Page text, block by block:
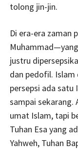
tolong jin-jin.
Di era-era zaman
justru
dan pedofil. Islam
persepsi ada satu
sampai sekarang.
umat Islam, tapi
Tuhan Esa yang
Yahweh, Tuhan